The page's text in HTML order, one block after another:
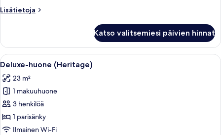
Lisätietoja
Lisätietoja
comfort-
huone
Katso valitsemiesi päivien hinnat
Avaa
kaikki
huonetyypin
Deluxe-
huone
(Heritage)
kuvat
Hotellihuone, jossa on kaksi
4
Deluxe-huone (Heritage)
23 m²
1 makuuhuone
3 henkilöä
1 parisänky
Ilmainen Wi-Fi